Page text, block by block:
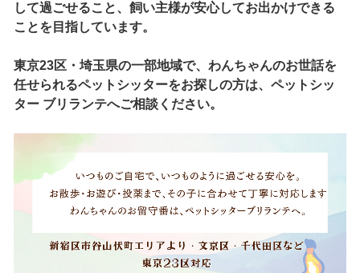
して過ごせること、飼い主様が安心してお出かけできる
ことを目指しています。
東京23区・埼玉県の一部地域で、わんちゃんのお世話を
任せられるペットシッターをお探しの方は、ペットシッ
ター ブリランテへご相談ください。